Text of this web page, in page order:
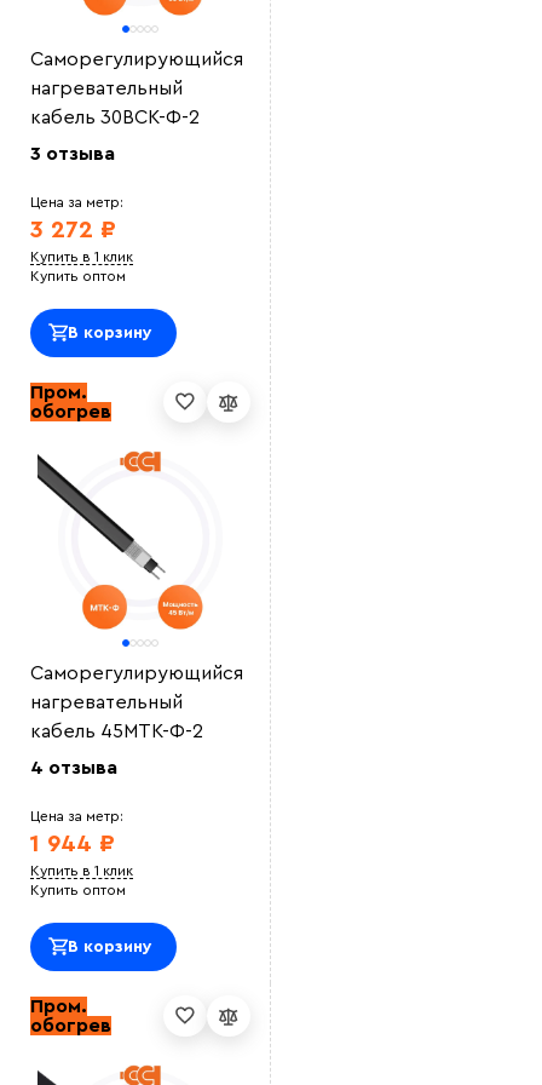
Саморегулирующийся
нагревательный
кабель 30ВСК-Ф-2
3 отзыва
Цена за метр:
3 272 ₽
Купить в 1 клик
Купить оптом
В корзину
Пром.
обогрев
Саморегулирующийся
нагревательный
кабель 45МТК-Ф-2
4 отзыва
Цена за метр:
1 944 ₽
Купить в 1 клик
Купить оптом
В корзину
Пром.
обогрев